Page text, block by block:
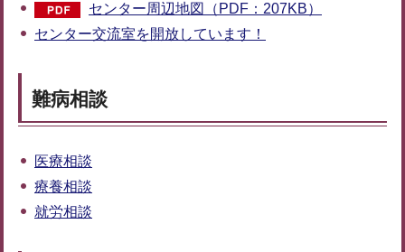
センター周辺地図（PDF：207KB）
センター交流室を開放しています！
難病相談
医療相談
療養相談
就労相談